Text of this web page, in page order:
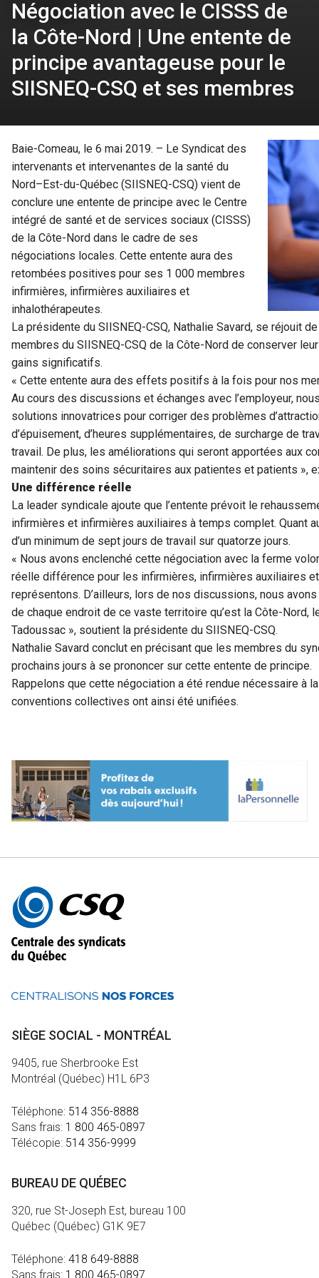
Négociation avec le CISSS de
la Côte-Nord | Une entente de
principe avantageuse pour le
SIISNEQ-CSQ et ses membres
Baie-Comeau, le 6 mai 2019. – Le Syndicat des
intervenants et intervenantes de la santé du
Nord–Est-du-Québec (SIISNEQ-CSQ) vient de
conclure une entente de principe avec le Centre
intégré de santé et de services sociaux (CISSS)
de la Côte-Nord dans le cadre de ses
négociations locales. Cette entente aura des
retombées positives pour ses 1 000 membres
infirmières, infirmières auxiliaires et
inhalothérapeutes.
La présidente du SIISNEQ-CSQ, Nathalie Savard, se réjouit
membres du SIISNEQ-CSQ de la Côte-Nord de conserver
gains significatifs.
« Cette entente aura des effets positifs à la fois pour nos
Au cours des discussions et échanges avec l’employeur,
solutions innovatrices pour corriger des problèmes
d’épuisement, d’heures supplémentaires, de surcharge de
travail. De plus, les améliorations qui seront apportées aux
maintenir des soins sécuritaires aux patientes et patients »,
Une différence réelle
La leader syndicale ajoute que l’entente prévoit le
infirmières et infirmières auxiliaires à temps complet. Quant
d’un minimum de sept jours de travail sur quatorze jours.
« Nous avons enclenché cette négociation avec la ferme
réelle différence pour les infirmières, infirmières auxiliaires
représentons. D’ailleurs, lors de nos discussions, nous
de chaque endroit de ce vaste territoire qu’est la Côte-Nord,
Tadoussac », soutient la présidente du SIISNEQ-CSQ.
Nathalie Savard conclut en précisant que les membres du
prochains jours à se prononcer sur cette entente de principe.
Rappelons que cette négociation a été rendue nécessaire à
conventions collectives ont ainsi été unifiées.
Autres
informations
SIÈGE SOCIAL - MONTRÉAL
9405, rue Sherbrooke Est
Montréal (Québec) H1L 6P3
Téléphone: 514 356-8888
Sans frais: 1 800 465-0897
Télécopie: 514 356-9999
BUREAU DE QUÉBEC
320, rue St-Joseph Est, bureau 100
Québec (Québec) G1K 9E7
Téléphone: 418 649-8888
Sans frais: 1 800 465-0897